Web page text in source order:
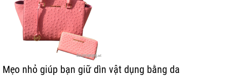
Mẹo nhỏ giúp bạn giữ dìn vật dụng bằng da